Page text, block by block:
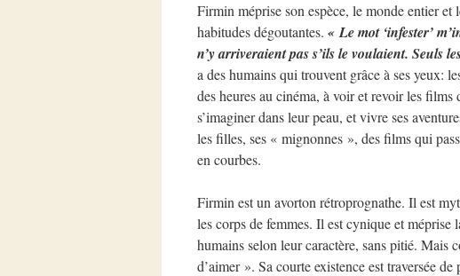
Firmin méprise son espèce, le monde entier
habitudes dégoutantes. « Le mot ‘infester’
n’y arriveraient pas s’ils le voulaient. Seuls
a des humains qui trouvent grâce à ses yeux:
des heures au cinéma, à voir et revoir les
s’imaginer dans leur peau, et vivre ses
les filles, ses « mignonnes », des films qui
en courbes.
Firmin est un avorton rétroprognathe. Il est
les corps de femmes. Il est cynique et
humains selon leur caractère, sans pitié. Mais
d’aimer ». Sa courte existence est traversée